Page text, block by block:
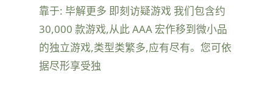
靠于: 毕解更多 即刻访疑游戏 我们包含约
30,000 款游戏,从此 AAA 宏作移到微小品
的独立游戏,类型类繁多,应有尽有。您可依
据尽形享受独